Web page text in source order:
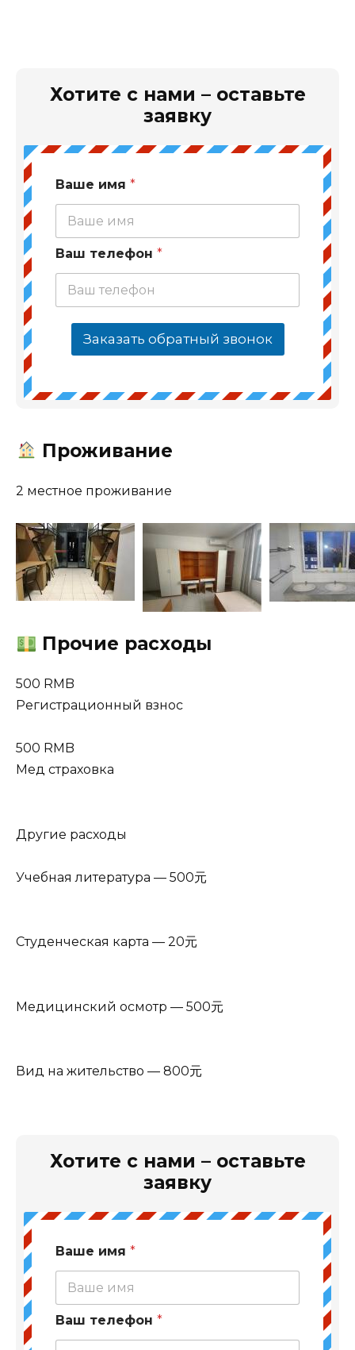
Хотите с нами – оставьте
заявку
Ваше имя *
Ваш телефон *
Заказать обратный звонок
Проживание
2 местное проживание
Прочие расходы
500 RMB
Регистрационный взнос
500 RMB
Мед страховка
Другие расходы
Учебная литература — 500元
Студенческая карта — 20元
Медицинский осмотр — 500元
Вид на жительство — 800元
Хотите с нами – оставьте
заявку
Ваше имя *
Ваш телефон *